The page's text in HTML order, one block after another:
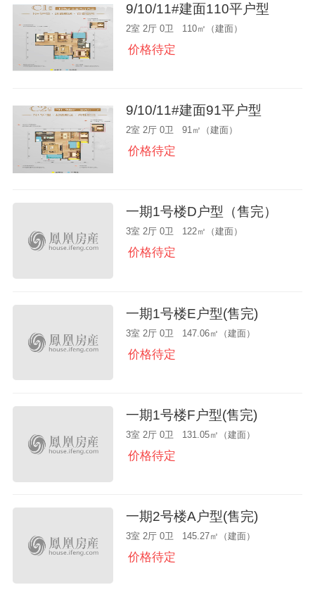
9/10/11#建面110平户型
2室 2厅 0卫 110㎡（建面）
价格待定
9/10/11#建面91平户型
2室 2厅 0卫 91㎡（建面）
价格待定
一期1号楼D户型（售完）
3室 2厅 0卫 122㎡（建面）
价格待定
一期1号楼E户型(售完)
3室 2厅 0卫 147.06㎡（建面）
价格待定
一期1号楼F户型(售完)
3室 2厅 0卫 131.05㎡（建面）
价格待定
一期2号楼A户型(售完)
3室 2厅 0卫 145.27㎡（建面）
价格待定